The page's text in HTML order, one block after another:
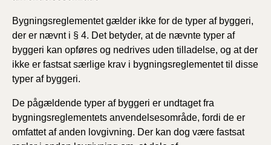
Bygningsreglementet gælder ikke for de typer af byggeri,
der er nævnt i § 4. Det betyder, at de nævnte typer af
byggeri kan opføres og nedrives uden tilladelse, og at der
ikke er fastsat særlige krav i bygningsreglementet til disse
typer af byggeri.
De pågældende typer af byggeri er undtaget fra
bygningsreglementets anvendelsesområde, fordi de er
omfattet af anden lovgivning. Der kan dog være fastsat